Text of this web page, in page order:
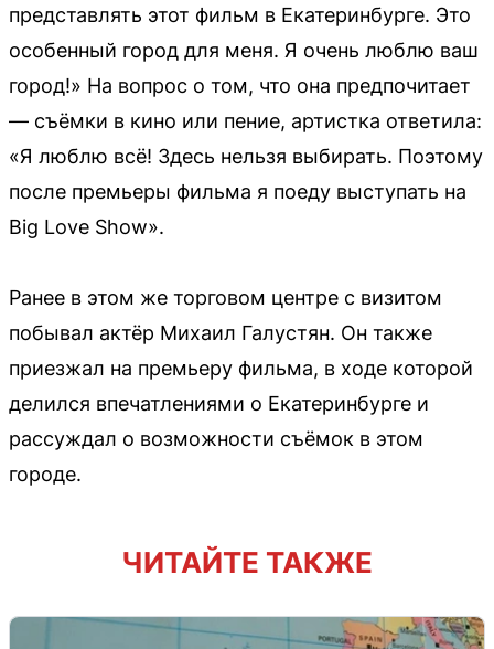
представлять этот фильм в Екатеринбурге. Это
особенный город для меня. Я очень люблю ваш
город!» На вопрос о том, что она предпочитает
— съёмки в кино или пение, артистка ответила:
«Я люблю всё! Здесь нельзя выбирать. Поэтому
после премьеры фильма я поеду выступать на
Big Love Show».
Ранее в этом же торговом центре с визитом
побывал актёр Михаил Галустян. Он также
приезжал на премьеру фильма, в ходе которой
делился впечатлениями о Екатеринбурге и
рассуждал о возможности съёмок в этом
городе.
ЧИТАЙТЕ ТАКЖЕ